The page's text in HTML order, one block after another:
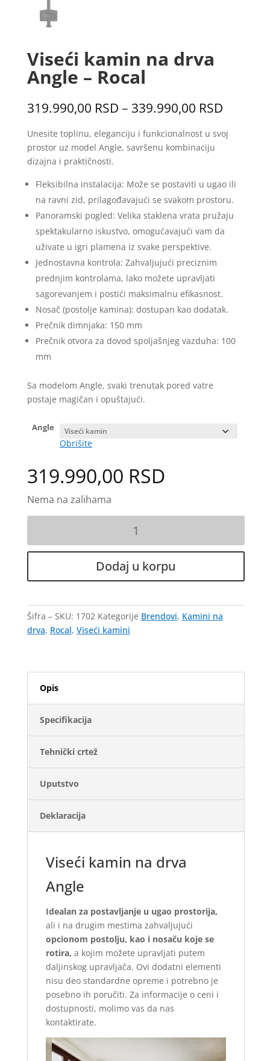
Viseći kamin na drva
Angle – Rocal
319.990,00 RSD – 339.990,00 RSDРаспон
од
Unesite toplinu, eleganciju i funkcionalnost u svoj
prostor uz model Angle, savršenu kombinaciju
dizajna i praktičnosti.
Fleksibilna instalacija: Može se postaviti u ugao ili
na ravni zid, prilagođavajući se svakom prostoru.
Panoramski pogled: Velika staklena vrata pružaju
spektakularno iskustvo, omogućavajući vam da
uživate u igri plamena iz svake perspektive.
Jednostavna kontrola: Zahvaljujući preciznim
prednjim kontrolama, lako možete upravljati
sagorevanjem i postići maksimalnu efikasnost.
Nosač (postolje kamina): dostupan kao dodatak.
Prečnik dimnjaka: 150 mm
Prečnik otvora za dovod spoljašnjeg vazduha: 100
mm
Sa modelom Angle, svaki trenutak pored vatre
postaje magičan i opuštajući.
Angle
Obrišite
319.990,00 RSD
Nema na zalihama
na
Angle
Rocal
količina
Dodaj u korpu
Šifra – SKU: 1702 Kategorije Brendovi, Kamini na
drva, Rocal, Viseći kamini
Opis
Specifikacija
Tehnički crtež
Uputstvo
Deklaracija
Viseći kamin na drva
Angle
Idealan za postavljanje u ugao prostorija,
ali i na drugim mestima zahvaljujući
opcionom postolju, kao i nosaču koje se
rotira, a kojim možete upravljati putem
daljinskog upravljača. Ovi dodatni elementi
nisu deo standardne opreme i potrebno je
posebno ih poručiti. Za informacije o ceni i
dostupnosti, molimo vas da nas
kontaktirate.